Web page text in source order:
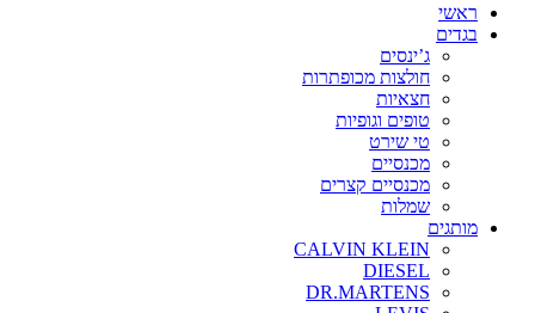
ראשי
בגדים
ג’ינסים
חולצות מכופתרות
חצאיות
טופים וגופיות
טי שירט
מכנסיים
מכנסיים קצרים
שמלות
מותגים
CALVIN KLEIN
DIESEL
DR.MARTENS